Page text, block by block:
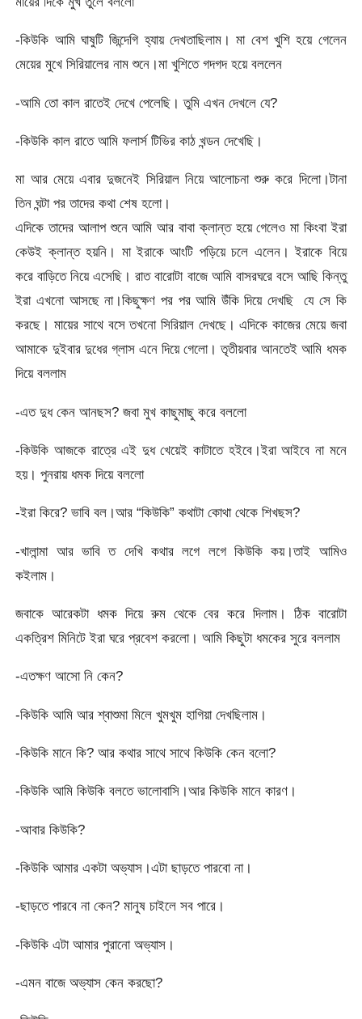
-কিউকি আমি ঘাষুটি জিন্দেগি হ্যায় দেখতাছিলাম। মা বেশ খুশি হয়ে গেলেন
মেয়ের মুখে সিরিয়ালের নাম শুনে।মা খুশিতে গদগদ হয়ে বললেন
-আমি তো কাল রাতেই দেখে পেলেছি। তুমি এখন দেখলে যে?
-কিউকি কাল রাতে আমি ফলার্স টিভির কাঠ খন্ডন দেখেছি।
মা আর মেয়ে এবার দুজনেই সিরিয়াল নিয়ে আলোচনা শুরু করে দিলো।টানা
তিন ঘন্টা পর তাদের কথা শেষ হলো।
এদিকে তাদের আলাপ শুনে আমি আর বাবা ক্লান্ত হয়ে গেলেও মা কিংবা ইরা
কেউই ক্লান্ত হয়নি। মা ইরাকে আংটি পড়িয়ে চলে এলেন। ইরাকে বিয়ে
করে বাড়িতে নিয়ে এসেছি। রাত বারোটা বাজে আমি বাসরঘরে বসে আছি কিন্তু
ইরা এখনো আসছে না।কিছুক্ষণ পর পর আমি উঁকি দিয়ে দেখছি যে সে কি
করছে। মায়ের সাথে বসে তখনো সিরিয়াল দেখছে। এদিকে কাজের মেয়ে জবা
আমাকে দুইবার দুধের গ্লাস এনে দিয়ে গেলো। তৃতীয়বার আনতেই আমি ধমক
দিয়ে বললাম
-এত দুধ কেন আনছস? জবা মুখ কাছুমাছু করে বললো
-কিউকি আজকে রাত্রে এই দুধ খেয়েই কাটাতে হইবে।ইরা আইবে না মনে
হয়। পুনরায় ধমক দিয়ে বললো
-ইরা কিরে? ভাবি বল।আর “কিউকি” কথাটা কোথা থেকে শিখছস?
-খালান্মা আর ভাবি ত দেখি কথার লগে লগে কিউকি কয়।তাই আমিও
কইলাম।
জবাকে আরেকটা ধমক দিয়ে রুম থেকে বের করে দিলাম। ঠিক বারোটা
একত্রিশ মিনিটে ইরা ঘরে প্রবেশ করলো। আমি কিছুটা ধমকের সুরে বললাম
-এতক্ষণ আসো নি কেন?
-কিউকি আমি আর শ্বাশুমা মিলে খুমখুম হাগিয়া দেখছিলাম।
-কিউকি মানে কি? আর কথার সাথে সাথে কিউকি কেন বলো?
-কিউকি আমি কিউকি বলতে ভালোবাসি।আর কিউকি মানে কারণ।
-আবার কিউকি?
-কিউকি আমার একটা অভ্যাস।এটা ছাড়তে পারবো না।
-ছাড়তে পারবে না কেন? মানুষ চাইলে সব পারে।
-কিউকি এটা আমার পুরানো অভ্যাস।
-এমন বাজে অভ্যাস কেন করছো?